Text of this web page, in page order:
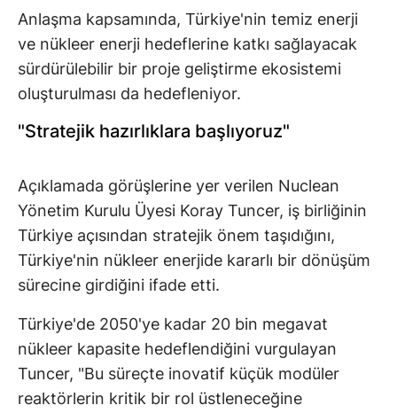
Anlaşma kapsamında, Türkiye'nin temiz enerji
ve nükleer enerji hedeflerine katkı sağlayacak
sürdürülebilir bir proje geliştirme ekosistemi
oluşturulması da hedefleniyor.
"Stratejik hazırlıklara başlıyoruz"
Açıklamada görüşlerine yer verilen Nuclean
Yönetim Kurulu Üyesi Koray Tuncer, iş birliğinin
Türkiye açısından stratejik önem taşıdığını,
Türkiye'nin nükleer enerjide kararlı bir dönüşüm
sürecine girdiğini ifade etti.
Türkiye'de 2050'ye kadar 20 bin megavat
nükleer kapasite hedeflendiğini vurgulayan
Tuncer, "Bu süreçte inovatif küçük modüler
reaktörlerin kritik bir rol üstleneceğine